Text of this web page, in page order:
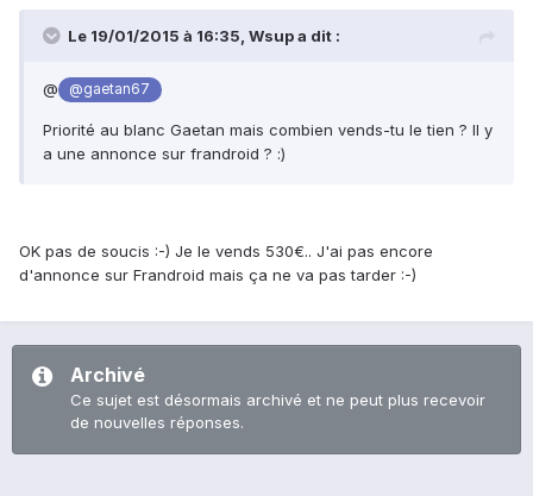
Le 19/01/2015 à 16:35, Wsup a dit :
@ @gaetan67
Priorité au blanc Gaetan mais combien vends-tu le tien ? Il y
a une annonce sur frandroid ? :)
OK pas de soucis :-) Je le vends 530€.. J'ai pas encore
d'annonce sur Frandroid mais ça ne va pas tarder :-)
Archivé
Ce sujet est désormais archivé et ne peut plus recevoir
de nouvelles réponses.